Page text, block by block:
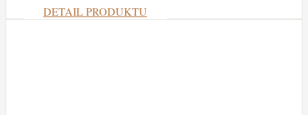
DETAIL PRODUKTU